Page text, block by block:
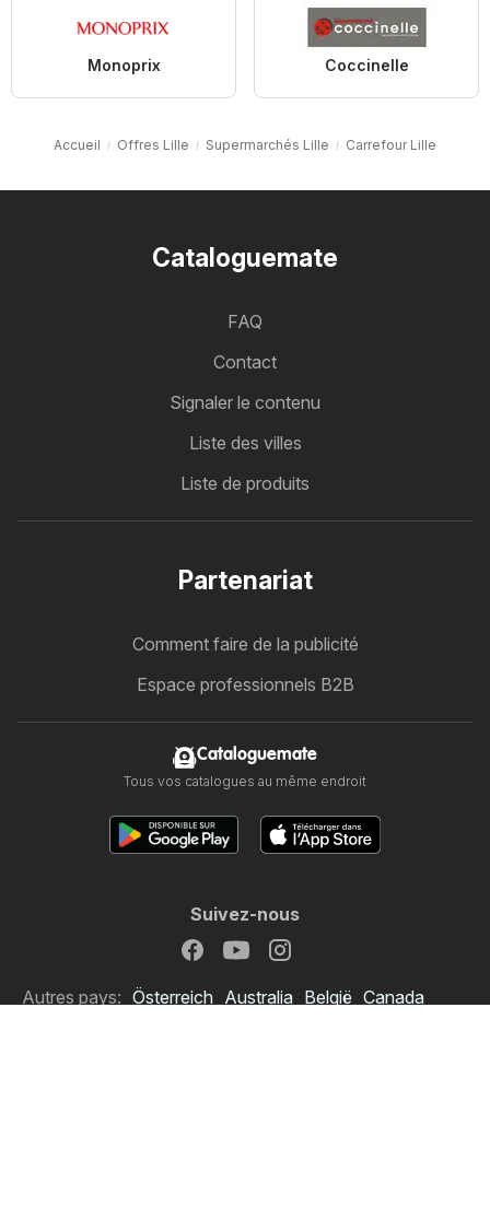
Monoprix Coccinelle
Accueil Offres Lille Supermarchés Lille Carrefour Lille
Cataloguemate
FAQ
Contact
Signaler le contenu
Liste des villes
Liste de produits
Partenariat
Comment faire de la publicité
Espace professionnels B2B
Cataloguemate
Tous vos catalogues au même endroit
Suivez-nous
Autres pays: Österreich Australia België Canada